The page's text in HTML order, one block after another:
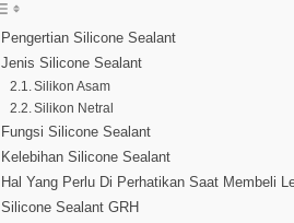
Pengertian Silicone Sealant
Jenis Silicone Sealant
Silikon Asam
Silikon Netral
Fungsi Silicone Sealant
Kelebihan Silicone Sealant
Hal Yang Perlu Di Perhatikan Saat Membeli
Silicone Sealant GRH